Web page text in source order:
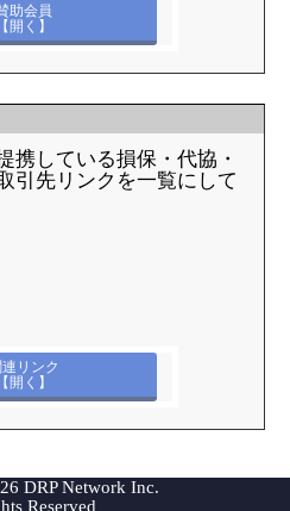
助会員
【開く】
携している損保・代協・
引先リンクを一覧にして
連リンク
【開く】
DRP Network Inc.
Reserved